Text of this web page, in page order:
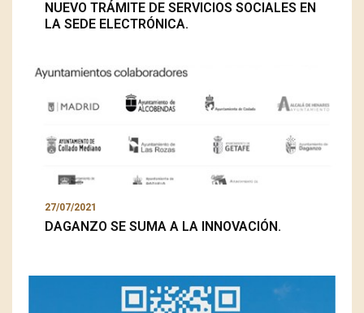
NUEVO TRÁMITE DE SERVICIOS SOCIALES EN
LA SEDE ELECTRÓNICA.
27/07/2021
DAGANZO SE SUMA A LA INNOVACIÓN.